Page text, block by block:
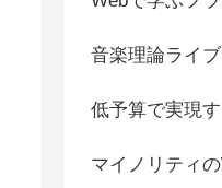
音楽理論ライ
低予算で実現
マイノリティ